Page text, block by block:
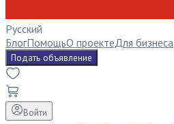
Русский
БлогПомощьО проектеДля бизнеса
Подать объявление
Войти